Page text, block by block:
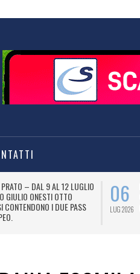
– DAL 9 AL 12 LUGLIO
GIULIO ONESTI OTTO
CONTENDONO I DUE PASS
06
LUG 2026